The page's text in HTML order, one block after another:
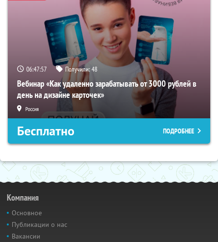
06:47:56 Получили:48
Вебинар «Как удаленно зарабатывать от 3000 рублей в
день на дизайне карточек»
Россия
Бесплатно ПОДРОБНЕЕ
Компания
Основное
Публикации о нас
Вакансии